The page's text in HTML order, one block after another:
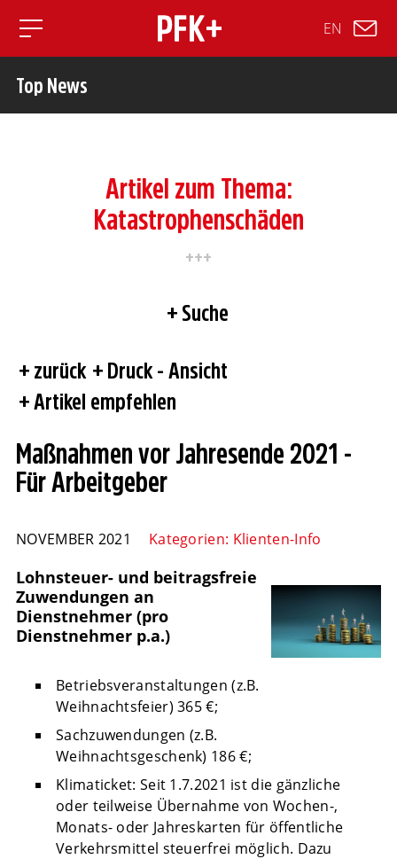
Toggle mobile navigation
EN
Top News
Artikel zum Thema:
Katastrophenschäden
Suche
zurück
Druck - Ansicht
Artikel empfehlen
Maßnahmen vor Jahresende 2021 -
Für Arbeitgeber
NOVEMBER 2021 Kategorien: Klienten-Info
Lohnsteuer- und beitragsfreie
Zuwendungen an
Dienstnehmer (pro
Dienstnehmer p.a.)
Betriebsveranstaltungen (z.B.
Weihnachtsfeier) 365 €;
Sachzuwendungen (z.B.
Weihnachtsgeschenk) 186 €;
Klimaticket: Seit 1.7.2021 ist die gänzliche
oder teilweise Übernahme von Wochen-,
Monats- oder Jahreskarten für öffentliche
Verkehrsmittel steuerfrei möglich. Dazu